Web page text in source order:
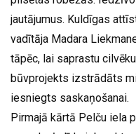
jautājumus. Kuldīgas
vadītāja Madara
tāpēc, lai saprastu
būvprojekts izstrādāts
iesniegts saskaņošanai.
Pirmajā kārtā Pelču iela